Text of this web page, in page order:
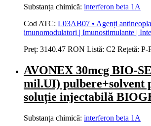
Substanța chimică: interferon beta 1A
Cod ATC: L03AB07 • Agenți
imunomodulatori | Imunostimulante |
Preț: 3140.47 RON Listă: C2 Rețetă: P-
AVONEX 30mcg BIO-
mil.UI) pulbere+solvent
soluție injectabilă
Substanța chimică: interferon beta 1A